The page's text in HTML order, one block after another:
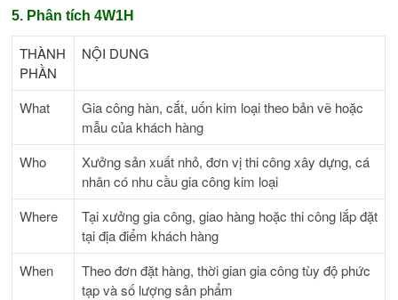
5. Phân tích 4W1H
THÀNH
PHẦN
NỘI DUNG
What
Gia công hàn, cắt, uốn kim loại theo bản vẽ hoặc
mẫu của khách hàng
Who
Xưởng sản xuất nhỏ, đơn vị thi công xây dựng, cá
nhân có nhu cầu gia công kim loại
Where
Tại xưởng gia công, giao hàng hoặc thi công lắp đặt
tại địa điểm khách hàng
When
Theo đơn đặt hàng, thời gian gia công tùy độ phức
tạp và số lượng sản phẩm